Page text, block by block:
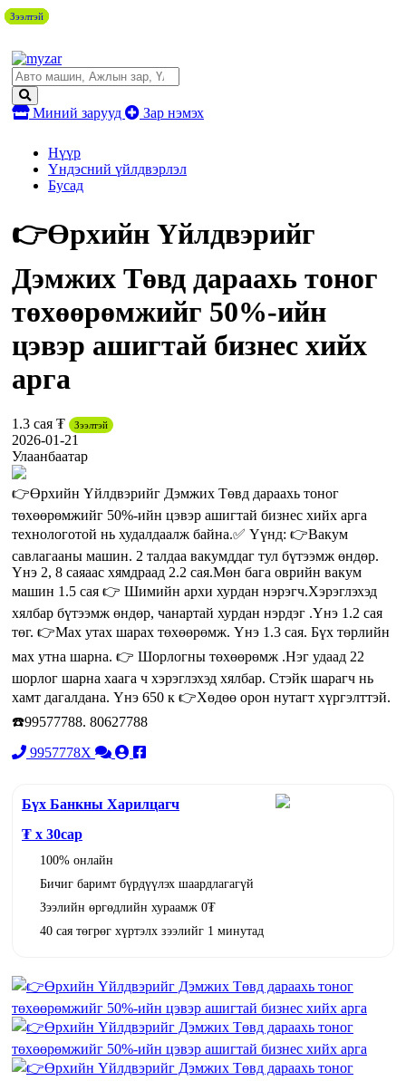
Миний зарууд Зар нэмэх
Нүүр
Үндэсний үйлдвэрлэл
Бусад
👉Өрхийн Үйлдвэрийг
Дэмжих Төвд дараахь тоног
төхөөрөмжийг 50%-ийн
цэвэр ашигтай бизнес хийх
арга
1.3 сая ₮ Зээлтэй
2026-01-21
Улаанбаатар
👉Өрхийн Үйлдвэрийг Дэмжих Төвд дараахь тоног
төхөөрөмжийг 50%-ийн цэвэр ашигтай бизнес хийх арга
технологотой нь худалдаалж байна.✅️ Үүнд: 👉Вакум
савлагааны машин. 2 талдаа вакумддаг тул бүтээмж өндөр.
Үнэ 2, 8 саяаас хямдраад 2.2 сая.Мөн бага оврийн вакум
машин 1.5 сая 👉 Шимийн архи хурдан нэрэгч.Хэрэглэхэд
хялбар бүтээмж өндөр, чанартай хурдан нэрдэг .Үнэ 1.2 сая
төг. 👉Мах утах шарах төхөөрөмж. Үнэ 1.3 сая. Бүх төрлийн
мах утна шарна. 👉 Шорлогны төхөөрөмж .Нэг удаад 22
шорлог шарна хаага ч хэрэглэхэд хялбар. Стэйк шарагч нь
хамт дагалдана. Үнэ 650 к 👉Хөдөө орон нутагт хүргэлттэй.
☎️99577788. 80627788
9957778X
Бүх Банкны Харилцагч
₮ x 30сар
100% онлайн
Бичиг баримт бүрдүүлэх шаардлагагүй
Зээлийн өргөдлийн хураамж 0₮
40 сая төгрөг хүртэлх зээлийг 1 минутад
Зээлтэй
Зээлтэй
Зээлтэй
Зээлтэй